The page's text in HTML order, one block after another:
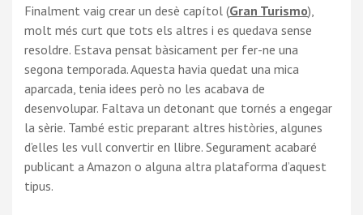
Finalment vaig crear un desè capítol (Gran Turismo),
molt més curt que tots els altres i es quedava sense
resoldre. Estava pensat bàsicament per fer-ne una
segona temporada. Aquesta havia quedat una mica
aparcada, tenia idees però no les acabava de
desenvolupar. Faltava un detonant que tornés a engegar
la sèrie. També estic preparant altres històries, algunes
d’elles les vull convertir en llibre. Segurament acabaré
publicant a Amazon o alguna altra plataforma d’aquest
tipus.